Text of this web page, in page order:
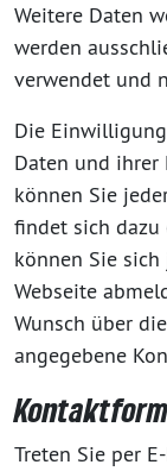
Weitere Daten
werden
verwendet und
Die
Daten und ihrer
können Sie
findet sich dazu
können Sie
Webseite
Wunsch über
angegebene
Treten Sie per